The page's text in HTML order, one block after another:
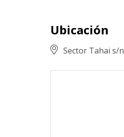
Ubicación
Sector Tahai s/n